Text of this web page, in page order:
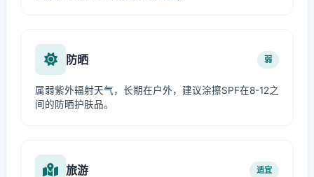
防晒 弱
属弱紫外辐射天气，长期在户外，建议涂擦SPF在8-12之
间的防晒护肤品。
旅游 适宜